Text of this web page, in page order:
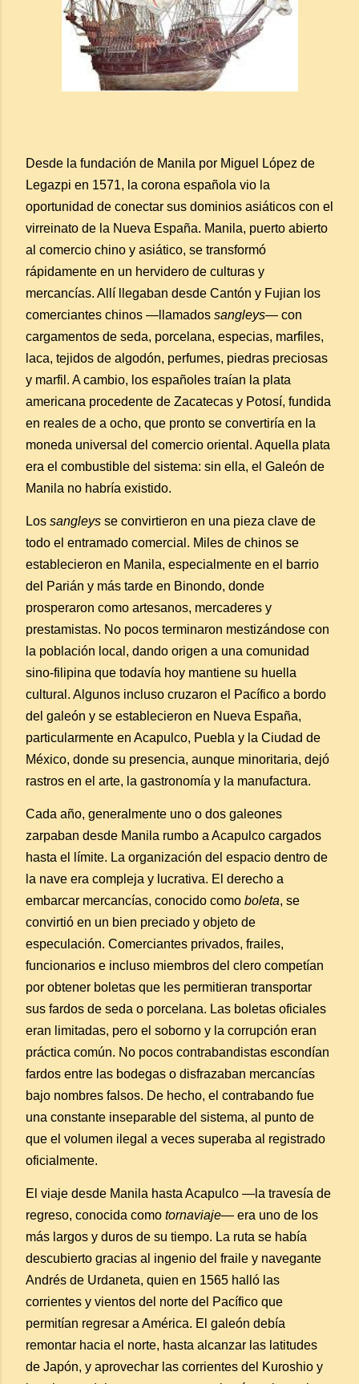
Desde la fundación de Manila por Miguel López de
Legazpi en 1571, la corona española vio la
oportunidad de conectar sus dominios asiáticos con el
virreinato de la Nueva España. Manila, puerto abierto
al comercio chino y asiático, se transformó
rápidamente en un hervidero de culturas y
mercancías. Allí llegaban desde Cantón y Fujian los
comerciantes chinos —llamados sangleys— con
cargamentos de seda, porcelana, especias, marfiles,
laca, tejidos de algodón, perfumes, piedras preciosas
y marfil. A cambio, los españoles traían la plata
americana procedente de Zacatecas y Potosí, fundida
en reales de a ocho, que pronto se convertiría en la
moneda universal del comercio oriental. Aquella plata
era el combustible del sistema: sin ella, el Galeón de
Manila no habría existido.
Los sangleys se convirtieron en una pieza clave de
todo el entramado comercial. Miles de chinos se
establecieron en Manila, especialmente en el barrio
del Parián y más tarde en Binondo, donde
prosperaron como artesanos, mercaderes y
prestamistas. No pocos terminaron mestizándose con
la población local, dando origen a una comunidad
sino-filipina que todavía hoy mantiene su huella
cultural. Algunos incluso cruzaron el Pacífico a bordo
del galeón y se establecieron en Nueva España,
particularmente en Acapulco, Puebla y la Ciudad de
México, donde su presencia, aunque minoritaria, dejó
rastros en el arte, la gastronomía y la manufactura.
Cada año, generalmente uno o dos galeones
zarpaban desde Manila rumbo a Acapulco cargados
hasta el límite. La organización del espacio dentro de
la nave era compleja y lucrativa. El derecho a
embarcar mercancías, conocido como boleta, se
convirtió en un bien preciado y objeto de
especulación. Comerciantes privados, frailes,
funcionarios e incluso miembros del clero competían
por obtener boletas que les permitieran transportar
sus fardos de seda o porcelana. Las boletas oficiales
eran limitadas, pero el soborno y la corrupción eran
práctica común. No pocos contrabandistas escondían
fardos entre las bodegas o disfrazaban mercancías
bajo nombres falsos. De hecho, el contrabando fue
una constante inseparable del sistema, al punto de
que el volumen ilegal a veces superaba al registrado
oficialmente.
El viaje desde Manila hasta Acapulco —la travesía de
regreso, conocida como tornaviaje— era uno de los
más largos y duros de su tiempo. La ruta se había
descubierto gracias al ingenio del fraile y navegante
Andrés de Urdaneta, quien en 1565 halló las
corrientes y vientos del norte del Pacífico que
permitían regresar a América. El galeón debía
remontar hacia el norte, hasta alcanzar las latitudes
de Japón, y aprovechar las corrientes del Kuroshio y